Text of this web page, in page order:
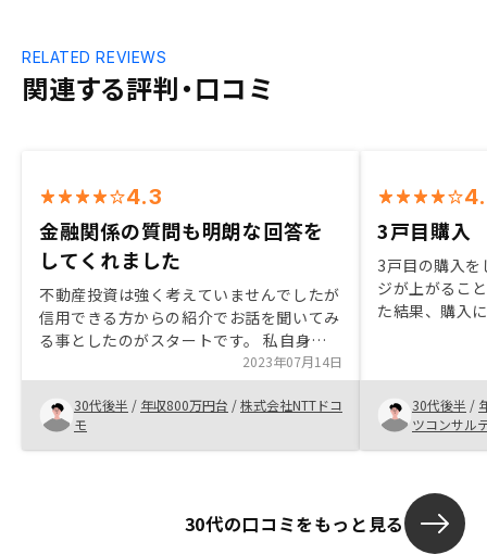
関連する評判・口コミ
RELATED REVIEWS
4.3
金融関係の質問も明朗な回答を
してくれました
不動産投資は強く考えていませんでしたが
信用できる方からの紹介でお話を聞いてみ
る事としたのがスタートです。 私自身も
運用による分散投資の必要性は感じていて
ものの、仕事で考える時間があまりなく時
間だけ経過していました。 その中でお話
を伺うと担当者様より明朗な金融関係質疑
の回答と案内をくださり、自身の投資可能
ってくださる姿勢も好感が持て、定量的・
2023年07月14日
30代後半 / 年収800万円台 /株式会社NTTドコ
モ
3戸目購入
3戸目の購入
ジが上がるこ
た結果、購入
と思います。
30代後半 /
ツコンサル
30代の口コミをもっと見る